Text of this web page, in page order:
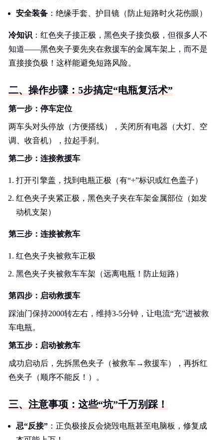
安全装备 ：绝缘手套、护目镜（防止短路时火花伤眼）
冷知识 ：红色夹子接正极，黑色夹子接负极，但很多人不
知道——黑色夹子要先夹在救援车的金属车架上，而不是
直接接负极！这样能避免短路风险。
二、操作步骤：5步搞定“电瓶复活术”
第一步：停车定位
两车头对头停放（方便搭线），关闭所有电器（大灯、空
调、收音机），拉起手刹。
第二步：连接救援车
打开引擎盖，找到电瓶正极（有“+”标识或红色盖子）
红色夹子夹紧正极，黑色夹子夹在车架金属部位（如发
动机支架）
第三步：连接被救车
红色夹子夹被救车正极
黑色夹子夹被救车车架（远离电瓶！防止短路）
第四步：启动救援车
踩油门保持2000转左右，维持3-5分钟，让电流“充”进被救
车电瓶。
第五步：启动被救车
成功启动后，先拆黑色夹子（被救车→救援车），再拆红
色夹子（顺序不能反！）。
三、注意事项：这些“坑”千万别踩！
忌“反接” ：正负极接反会烧毁电瓶甚至电脑板，修复成